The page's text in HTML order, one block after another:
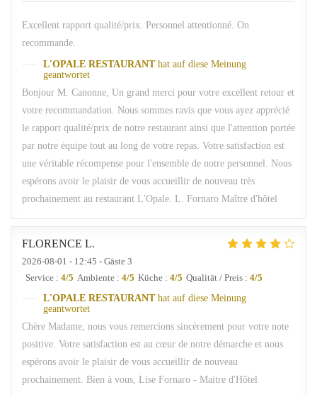
Excellent rapport qualité/prix. Personnel attentionné. On
recommande.
L'OPALE RESTAURANT hat auf diese Meinung
geantwortet
Bonjour M. Canonne, Un grand merci pour votre excellent retour et
votre recommandation. Nous sommes ravis que vous ayez apprécié
le rapport qualité/prix de notre restaurant ainsi que l'attention portée
par notre équipe tout au long de votre repas. Votre satisfaction est
une véritable récompense pour l'ensemble de notre personnel. Nous
espérons avoir le plaisir de vous accueillir de nouveau très
prochainement au restaurant L'Opale. L. Fornaro Maître d'hôtel
FLORENCE L
2026-08-01 - 12:45 - Gäste 3
Service : 4/5 Ambiente : 4/5 Küche : 4/5 Qualität / Preis : 4/5
L'OPALE RESTAURANT hat auf diese Meinung
geantwortet
Chère Madame, nous vous remercions sincèrement pour votre note
positive. Votre satisfaction est au cœur de notre démarche et nous
espérons avoir le plaisir de vous accueillir de nouveau
prochainement. Bien à vous, Lise Fornaro - Maitre d'Hôtel